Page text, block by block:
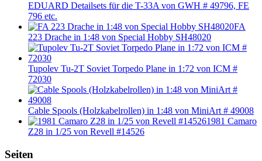
EDUARD Detailsets für die T-33A von GWH # 49796, FE
796 etc.
FA
223 Drache in 1:48 von Special Hobby SH48020
Tupolev Tu-2T Soviet Torpedo Plane in 1:72 von ICM #
72030
Cable Spools (Holzkabelrollen) in 1:48 von MiniArt # 49008
1981 Camaro
Z28 in 1/25 von Revell #14526
Seiten